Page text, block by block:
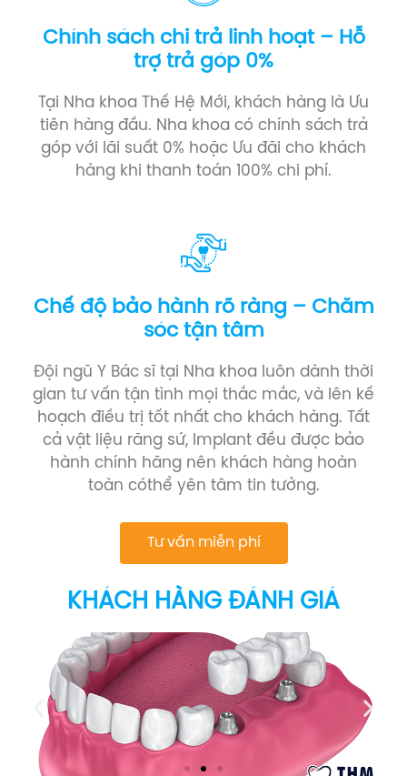
Chính sách chi trả linh hoạt – Hỗ
trợ trả góp 0%
Tại Nha khoa Thế Hệ Mới, khách hàng là Ưu
tiên hàng đầu. Nha khoa có chính sách trả
góp với lãi suất 0% hoặc Ưu đãi cho khách
hàng khi thanh toán 100% chi phí.
Chế độ bảo hành rõ ràng – Chăm
sóc tận tâm
Đội ngũ Y Bác sĩ tại Nha khoa luôn dành thời
gian tư vấn tận tình mọi thắc mắc, và lên kế
hoạch điều trị tốt nhất cho khách hàng. Tất
cả vật liệu răng sứ, Implant đều được bảo
hành chính hãng nên khách hàng hoàn
toàn cóthể yên tâm tin tưởng.
Tư vấn miễn phí
KHÁCH HÀNG ĐÁNH GIÁ